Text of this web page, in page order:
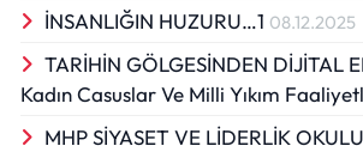
İNSANLIĞIN HUZURU…1 08.12.2025
TARİHİN GÖLGESİNDEN DİJİTAL
Kadın Casuslar Ve Milli Yıkım
MHP SİYASET VE LİDERLİK OKULU